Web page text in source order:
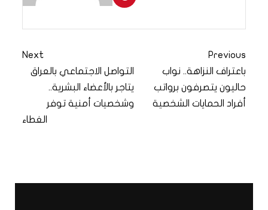
Previous
باعتراف النزاهة.. نواب
حاليون يتصرفون برواتب
أفراد الحمايات الشخصية
Next
التواصل الاجتماعي بالعراق
يتاجر بالأعضاء البشرية..
وشخصيات أمنية توفر
الغطاء